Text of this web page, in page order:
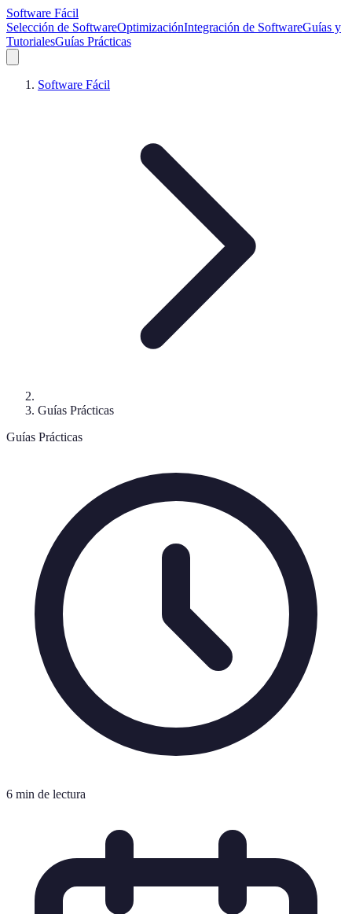
Software Fácil
Selección de SoftwareOptimizaciónIntegración de SoftwareGuías y
TutorialesGuías Prácticas
Software Fácil
Guías Prácticas
Guías Prácticas
6 min de lectura